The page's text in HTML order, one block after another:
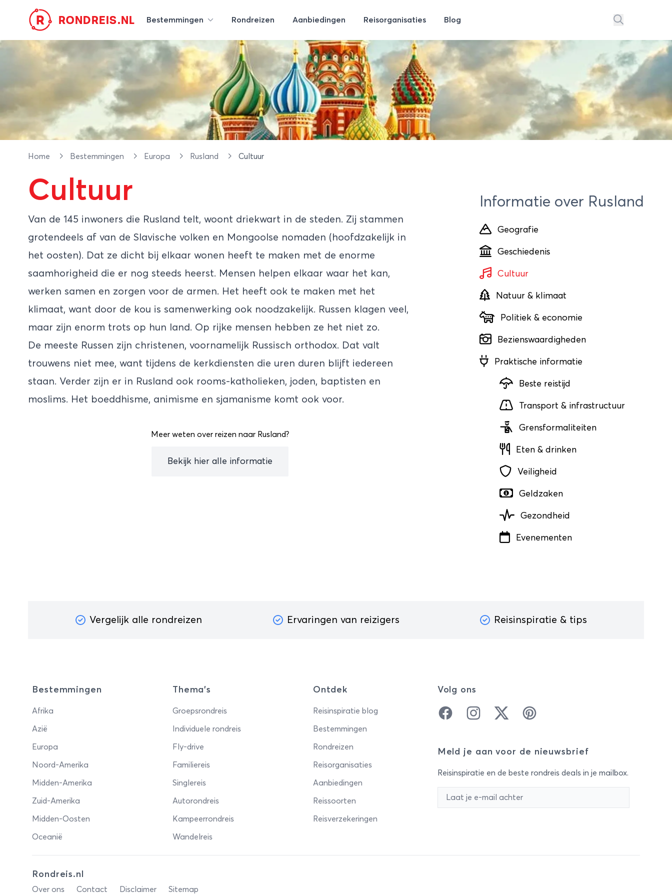
R RONDREIS.NL Bestemmingen Rondreizen Aanbiedingen Reisorganisaties Blog
Home Bestemmingen Europa Rusland Cultuur
Cultuur
Van de 145 inwoners die Rusland telt, woont driekwart in de steden. Zij stammen
grotendeels af van de Slavische volken en Mongoolse nomaden (hoofdzakelijk in
het oosten). Dat ze dicht bij elkaar wonen heeft te maken met de enorme
saamhorigheid die er nog steeds heerst. Mensen helpen elkaar waar het kan,
werken samen en zorgen voor de armen. Het heeft ook te maken met het
klimaat, want door de kou is samenwerking ook noodzakelijk. Russen klagen veel,
maar zijn enorm trots op hun land. Op rijke mensen hebben ze het niet zo.
De meeste Russen zijn christenen, voornamelijk Russisch orthodox. Dat valt
trouwens niet mee, want tijdens de kerkdiensten die uren duren blijft iedereen
staan. Verder zijn er in Rusland ook rooms-katholieken, joden, baptisten en
moslims. Het boeddhisme, animisme en sjamanisme komt ook voor.
Meer weten over reizen naar Rusland?
Bekijk hier alle informatie
Informatie over Rusland
Geografie
Geschiedenis
Cultuur
Natuur & klimaat
Politiek & economie
Bezienswaardigheden
Praktische informatie
Beste reistijd
Transport & infrastructuur
Grensformaliteiten
Eten & drinken
Veiligheid
Geldzaken
Gezondheid
Evenementen
Vergelijk alle rondreizen Ervaringen van reizigers Reisinspiratie & tips
Bestemmingen
Afrika
Azië
Europa
Noord-Amerika
Midden-Amerika
Zuid-Amerika
Midden-Oosten
Oceanië
Thema's
Groepsrondreis
Individuele rondreis
Fly-drive
Familiereis
Singlereis
Autorondreis
Kampeerrondreis
Wandelreis
Ontdek
Reisinspiratie blog
Bestemmingen
Rondreizen
Reisorganisaties
Aanbiedingen
Reissoorten
Reisverzekeringen
Volg ons
FacebookInstagramTwitter Pinterest
Meld je aan voor de nieuwsbrief
Reisinspiratie en de beste rondreis deals in je mailbox.
Rondreis.nl
Over ons Contact Disclaimer Sitemap